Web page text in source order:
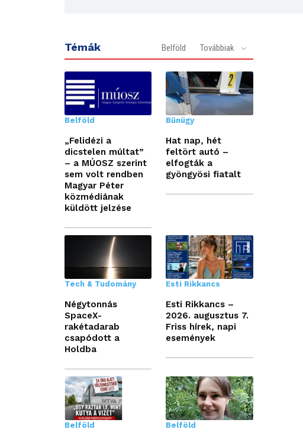
Témák Belföld Továbbiak
Belföld
„Felidézi a
dicstelen múltat”
– a MÚOSZ szerint
sem volt rendben
Magyar Péter
közmédiának
küldött jelzése
Bűnügy
Hat nap, hét
feltört autó –
elfogták a
gyöngyösi fiatalt
Tech & Tudomány
Négytonnás
SpaceX-
rakétadarab
csapódott a
Holdba
Esti Rikkancs
Esti Rikkancs –
2026. augusztus 7.
Friss hírek, napi
események
Belföld Belföld